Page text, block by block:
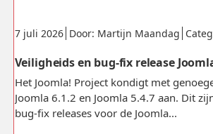
Gepubliceerd:
7 juli 2026. Door: Martijn Maandag.
Veiligheids en bug-fix release
Het Joomla! Project kondigt met
Joomla 6.1.2 en Joomla 5.4.7 aan. Dit
bug-fix releases voor de Joomla...